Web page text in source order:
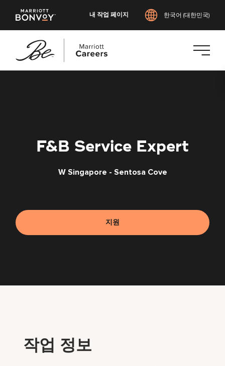
내 작업 페이지 한국어 (대한민국)
F&B Service Expert
W Singapore - Sentosa Cove
지원
작업 정보